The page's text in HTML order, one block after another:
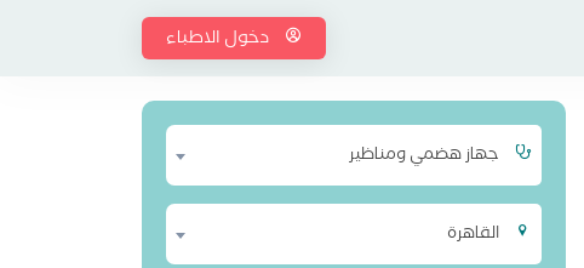
دخول الاطباء
جهاز هضمي ومناظير
القاهرة